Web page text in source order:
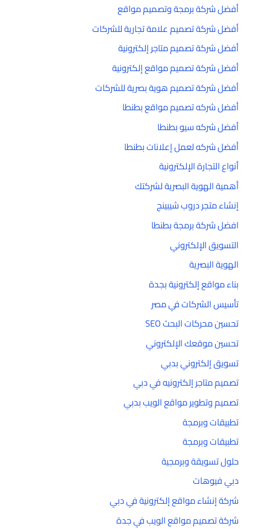
أفضل شركة برمجة وتصميم مواقع
أفضل شركة تصميم علامة تجارية للشركات
أفضل شركة تصميم متاجر إلكترونية
أفضل شركة تصميم مواقع إلكترونية
أفضل شركة تصميم هوية بصرية للشركات
أفضل شركه تصميم مواقع بطنطا
أفضل شركه سيو بطنطا
أفضل شركه لعمل إعلانات بطنطا
أنواع التجارة الإلكترونية
أهمية الهوية البصرية لشركتك
إنشاء متجر دروب شيبينج
افضل شركة برمجة بطنطا
التسويق الإلكتروني
الهوية البصرية
بناء مواقع إلكترونية بجدة
تأسيس الشركات في مصر
تحسين محركات البحث SEO
تحسين موقعك الإلكتروني
تسويق إلكتروني بدبي
تصميم متاجر إلكترونيه في دبي
تصميم وتطوير مواقع الويب بدبي
تطبيقات وبرمجة
تطبيقات وبرمجة
حلول تسويقة وبرمجية
دبي فيوهات
شركة إنشاء مواقع إلكترونية في دبي
شركة تصميم مواقع الويب في جدة